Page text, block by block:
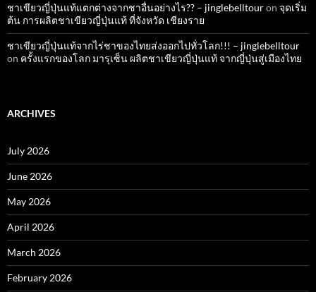
ชาเขียวญี่ปุ่นแท้แตกต่างจากชาอื่นอย่างไร?? – jinglebelltouron จุดเริ่ม
ต้น การผลิตชาเขียวญี่ปุ่นแท้ ที่จังหวัด เชียงราย
ชาเขียวญี่ปุ่นแท้จากไร่ชาของไทยส่งออกไปทั่วโลก!!! – jinglebelltour
on ครั้งแรกของโลก มารุเซ็น ผลิตชาเขียวญี่ปุ่นแท้ จากญี่ปุ่นสู่เมืองไทย
ARCHIVES
July 2026
June 2026
May 2026
April 2026
March 2026
February 2026